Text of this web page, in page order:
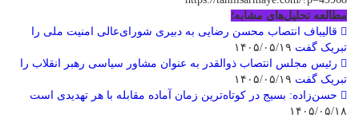
مطالعه تحلیل‌های مشابه؛
قالیباف انتصاب محسن رضایی به دبیری شورای‌عالی امنیت ملی را
تبریک گفت
رئیس مجلس انتصاب ذوالقدر به عنوان مشاور سیاسی رهبر انقلاب را
تبریک گفت
حسن‌زاده: بسیج در کوتاه‌ترین زمان آماده مقابله با هر تهدیدی است
۱۴۰۵/۰۵/۱۸